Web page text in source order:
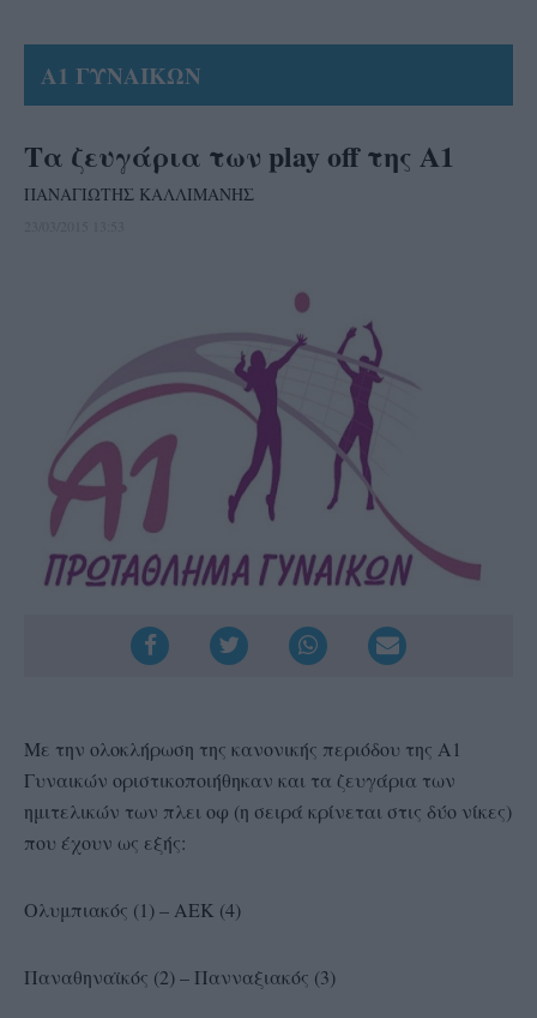
Α1 ΓΥΝΑΙΚΩΝ
Τα ζευγάρια των play off της Α1
ΠΑΝΑΓΙΩΤΗΣ ΚΑΛΛΙΜΑΝΗΣ
Με την ολοκλήρωση της κανονικής περιόδου της Α1
Γυναικών οριστικοποιήθηκαν και τα ζευγάρια των
ημιτελικών των πλει οφ (η σειρά κρίνεται στις δύο νίκες)
που έχουν ως εξής:
Ολυμπιακός (1) – ΑΕΚ (4)
Παναθηναϊκός (2) – Πανναξιακός (3)